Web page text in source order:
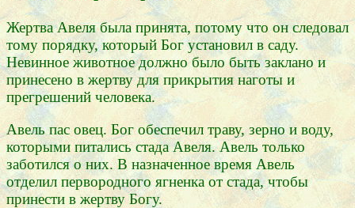
Жертва Авеля была принята, потому что он следовал
тому порядку, который Бог установил в саду.
Невинное животное должно было быть заклано и
принесено в жертву для прикрытия наготы и
прегрешений человека.
Авель пас овец. Бог обеспечил траву, зерно и воду,
которыми питались стада Авеля. Авель только
заботился о них. В назначенное время Авель
отделил первородного ягненка от стада, чтобы
принести в жертву Богу.